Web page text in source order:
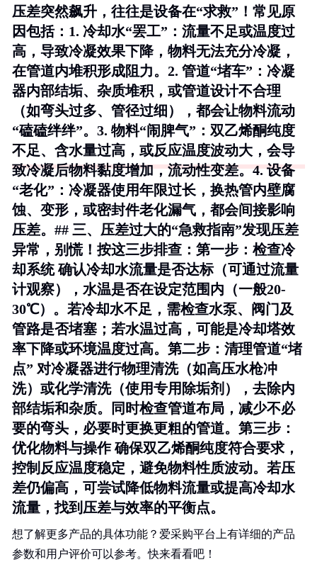
压差突然飙升，往往是设备在“求救”！常见原
因包括：1. 冷却水“罢工” ：流量不足或温度过
高，导致冷凝效果下降，物料无法充分冷凝，
在管道内堆积形成阻力。2. 管道“堵车” ：冷凝
器内部结垢、杂质堆积，或管道设计不合理
（如弯头过多、管径过细），都会让物料流动
“磕磕绊绊”。3. 物料“闹脾气” ：双乙烯酮纯度
不足、含水量过高，或反应温度波动大，会导
致冷凝后物料黏度增加，流动性变差。4.设备
“老化” ：冷凝器使用年限过长，换热管内壁腐
蚀、变形，或密封件老化漏气，都会间接影响
压差。## 三、压差过大的“急救指南”发现压差
异常，别慌！按这三步排查： 第一步：检查冷
却系统确认冷却水流量是否达标（可通过流量
计观察），水温是否在设定范围内（一般20-
30℃）。若冷却水不足，需检查水泵、阀门及
管路是否堵塞；若水温过高，可能是冷却塔效
率下降或环境温度过高。 第二步：清理管道“堵
点” 对冷凝器进行物理清洗（如高压水枪冲
洗）或化学清洗（使用专用除垢剂），去除内
部结垢和杂质。同时检查管道布局，减少不必
要的弯头，必要时更换更粗的管道。 第三步：
优化物料与操作确保双乙烯酮纯度符合要求，
控制反应温度稳定，避免物料性质波动。若压
差仍偏高，可尝试降低物料流量或提高冷却水
流量，找到压差与效率的平衡点。
想了解更多产品的具体功能？爱采购平台上有详细的产品
参数和用户评价可以参考。快来看看吧！